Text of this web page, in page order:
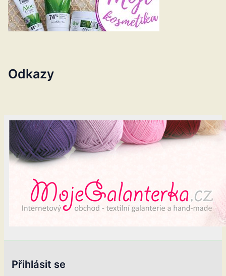
Odkazy
Přihlásit se